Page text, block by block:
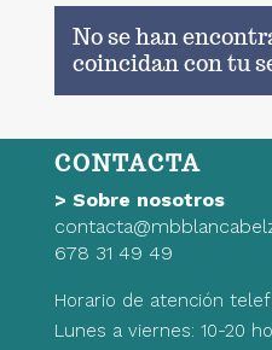
No se han
coincidan con tu
CONTACTA
> Sobre nosotros
678 31 49 49
Horario de atención
Lunes a viernes: 10-20